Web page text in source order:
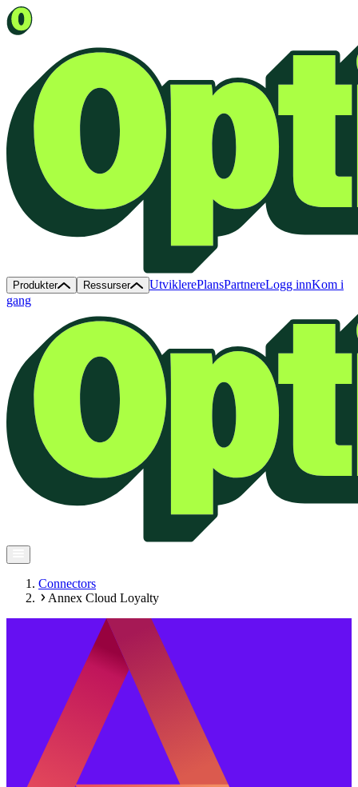
Produkter Ressurser UtviklerePlansPartnereLogg innKom i
gang
Connectors
Annex Cloud Loyalty